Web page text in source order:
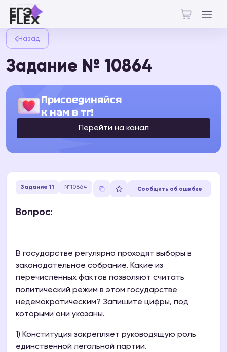
Назад
Задание № 10864
Присоединяйся
к нам в тг!
Перейти на канал
Задание 11 №10864 Сообщить об ошибке
Вопрос:
В государстве регулярно проходят выборы в
законодательное собрание. Какие из
перечисленных фактов позволяют считать
политический режим в этом государстве
недемократическим? Запишите цифры, под
которыми они указаны.
1) Конституция закрепляет руководящую роль
единственной легальной партии.